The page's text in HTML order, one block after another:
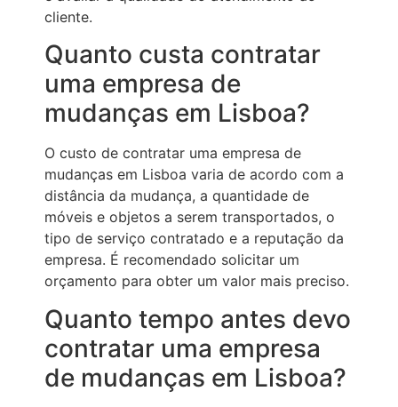
cliente.
Quanto custa contratar
uma empresa de
mudanças em Lisboa?
O custo de contratar uma empresa de
mudanças em Lisboa varia de acordo com a
distância da mudança, a quantidade de
móveis e objetos a serem transportados, o
tipo de serviço contratado e a reputação da
empresa. É recomendado solicitar um
orçamento para obter um valor mais preciso.
Quanto tempo antes devo
contratar uma empresa
de mudanças em Lisboa?